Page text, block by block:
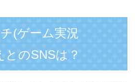
(ゲーム実況
とのSNSは？